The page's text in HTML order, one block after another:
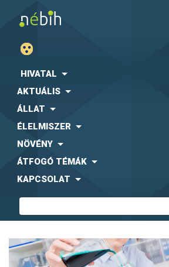
HIVATAL
AKTUÁLIS
ÁLLAT
ÉLELMISZER
NÖVÉNY
ÁTFOGÓ TÉMÁK
KAPCSOLAT